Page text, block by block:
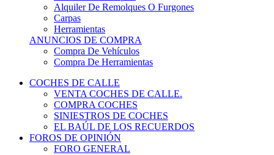
Carpas
Herramientas
ANUNCIOS DE COMPRA
Compra De Vehículos
Compra De Herramientas
COCHES DE CALLE
VENTA COCHES DE CALLE.
COMPRA COCHES
SINIESTROS DE COCHES
EL BAÚL DE LOS RECUERDOS
FOROS DE OPINIÓN
FORO GENERAL
WRC